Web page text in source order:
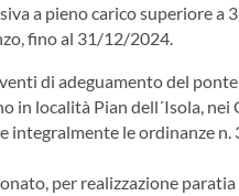
a pieno carico superiore
fino al 31/12/2024.
di adeguamento del
in località Pian dell´Isola, nei
integralmente le ordinanze
per realizzazione